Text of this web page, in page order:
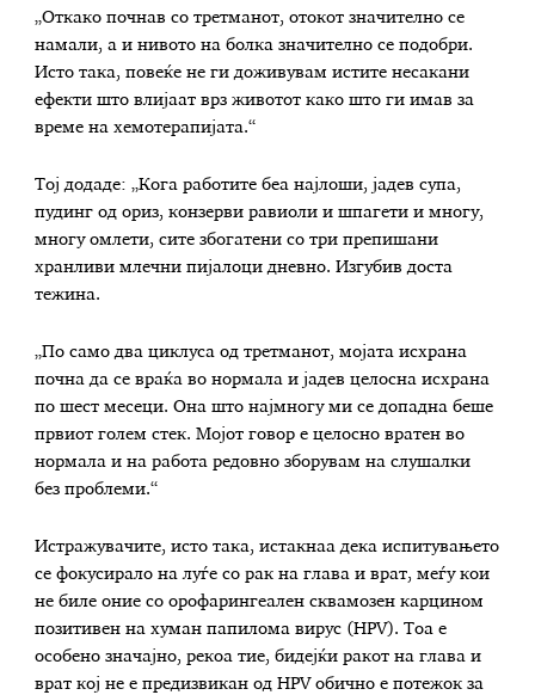
„Откако почнав со третманот, отокот значително се
намали, а и нивото на болка значително се подобри.
Исто така, повеќе не ги доживувам истите несакани
ефекти што влијаат врз животот како што ги имав за
време на хемотерапијата.“
Тој додаде: „Кога работите беа најлоши, јадев супа,
пудинг од ориз, конзерви равиоли и шпагети и многу,
многу омлети, сите збогатени со три препишани
хранливи млечни пијалоци дневно. Изгубив доста
тежина.
„По само два циклуса од третманот, мојата исхрана
почна да се враќа во нормала и јадев целосна исхрана
по шест месеци. Она што најмногу ми се допадна беше
првиот голем стек. Мојот говор е целосно вратен во
нормала и на работа редовно зборувам на слушалки
без проблеми.“
Истражувачите, исто така, истакнаа дека испитувањето
се фокусирало на луѓе со рак на глава и врат, меѓу кои
не биле оние со орофарингеален сквамозен карцином
позитивен на хуман папилома вирус (HPV). Тоа е
особено значајно, рекоа тие, бидејќи ракот на глава и
врат кој не е предизвикан од HPV обично е потежок за